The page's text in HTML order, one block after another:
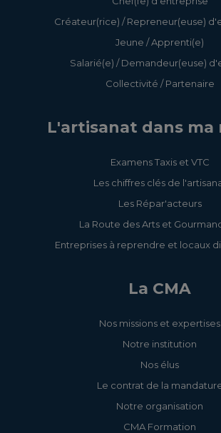
Créateur(rice) / Repreneur(euse)
Jeune / Apprenti(e)
Salarié(e) / Demandeur(euse)
Collectivité / Partenaire
L'artisanat dans ma
Examens Taxis et VTC
Les chiffres clés de
Les Répar'acteurs
La Route des Arts et
Entreprises à reprendre et locaux
La CMA
Nos missions et expertises
Notre institution
Nos élus
Le contrat de la
Notre organisation
CMA Formation